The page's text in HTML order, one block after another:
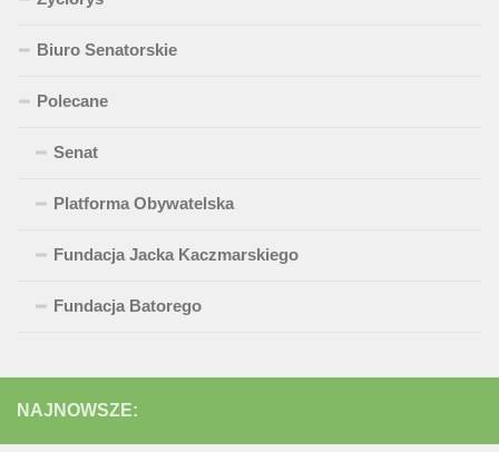
Biuro Senatorskie
Polecane
Senat
Platforma Obywatelska
Fundacja Jacka Kaczmarskiego
Fundacja Batorego
NAJNOWSZE: